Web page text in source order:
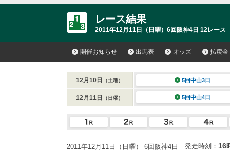
レース結果
2011年12月11日（日曜）6回阪神4日 12レース
開催お知らせ 出馬表 オッズ 払戻金
12月10日 （土曜） 5回中山3日
12月11日 （日曜） 5回中山4日
2011年12月11日（日曜） 6回阪神4日 発走時刻： 16